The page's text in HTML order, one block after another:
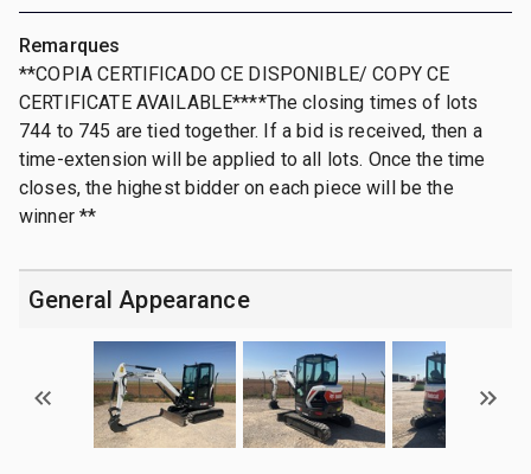
Remarques
**COPIA CERTIFICADO CE DISPONIBLE/ COPY CE
CERTIFICATE AVAILABLE****The closing times of lots
744 to 745 are tied together. If a bid is received, then a
time-extension will be applied to all lots. Once the time
closes, the highest bidder on each piece will be the
winner **
General Appearance